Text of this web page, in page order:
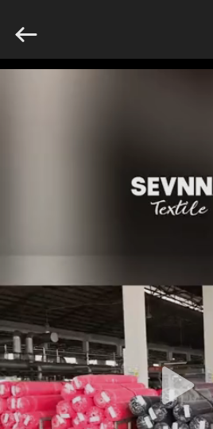
SOBRE
NOSOTROS
VIAJE
DE
LA
FÁBRICA
SEVNNA
TEXTILE.
Rights
Reserved.